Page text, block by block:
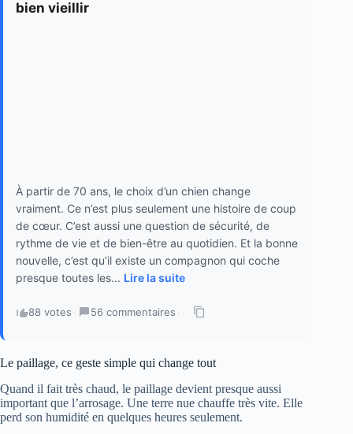
bien vieillir
À partir de 70 ans, le choix d’un chien change
vraiment. Ce n’est plus seulement une histoire de coup
de cœur. C’est aussi une question de sécurité, de
rythme de vie et de bien-être au quotidien. Et la bonne
nouvelle, c’est qu’il existe un compagnon qui coche
presque toutes les... Lire la suite
88 votes · 56 commentaires ·
Le paillage, ce geste simple qui change tout
Quand il fait très chaud, le paillage devient presque aussi
important que l’arrosage. Une terre nue chauffe très vite. Elle
perd son humidité en quelques heures seulement.